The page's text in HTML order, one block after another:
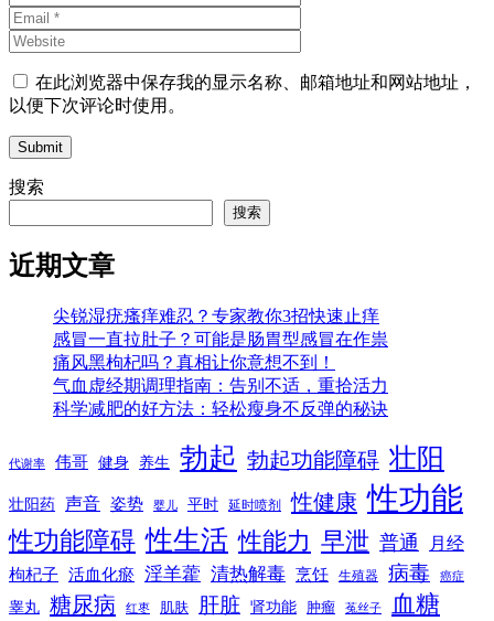
在此浏览器中保存我的显示名称、邮箱地址和网站地址，
以便下次评论时使用。
Submit
搜索
搜索
近期文章
尖锐湿疣瘙痒难忍？专家教你3招快速止痒
感冒一直拉肚子？可能是肠胃型感冒在作祟
痛风黑枸杞吗？真相让你意想不到！
气血虚经期调理指南：告别不适，重拾活力
科学减肥的好方法：轻松瘦身不反弹的秘诀
代谢率 伟哥 健身 养生 勃起 勃起功能障碍 壮阳
壮阳药 声音 姿势 婴儿 平时 延时喷剂 性健康 性功能
性功能障碍 性生活 性能力 早泄 普通 月经
枸杞子 活血化瘀 淫羊藿 清热解毒 烹饪 生殖器 病毒 癌症
睾丸 糖尿病 红枣 肌肤 肝脏 肾功能 肿瘤 菟丝子 血糖